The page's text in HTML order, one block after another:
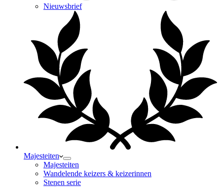
Nieuwsbrief
Majesteiten
Majesteiten
Wandelende keizers & keizerinnen
Stenen serie